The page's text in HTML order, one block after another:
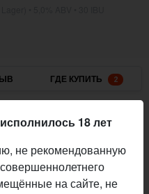
ГДЕ КУПИТЬ 2
18 лет
не рекомендованную
на сайте, не